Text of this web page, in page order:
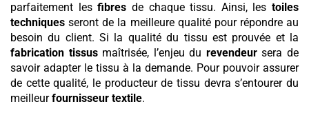
parfaitement lesfibres de chaque tissu. Ainsi, les toiles
techniques seront de la meilleure qualité pour répondre au
besoin du client. Si la qualité du tissu est prouvée et la
fabrication tissus maîtrisée, l’enjeu du revendeursera de
savoir adapter le tissu à la demande. Pour pouvoir assurer
de cette qualité, le producteur de tissu devra s’entourer du
meilleurfournisseur textile.